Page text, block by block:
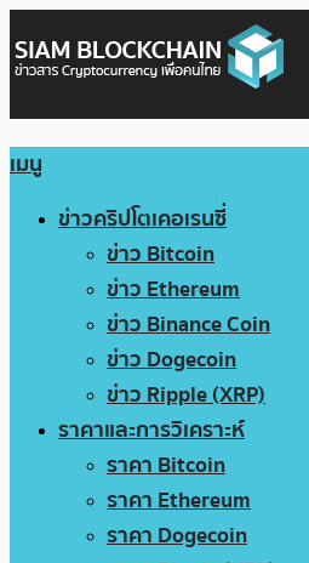
เมนู
ข่าวคริปโตเคอเรนซี่
ข่าว Bitcoin
ข่าว Ethereum
ข่าว Binance Coin
ข่าว Dogecoin
ข่าว Ripple (XRP)
ราคาและการวิเคราะห์
ราคา Bitcoin
ราคา Ethereum
ราคา Dogecoin